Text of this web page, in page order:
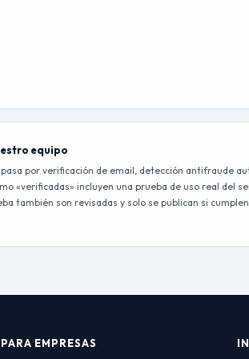
equipo
por verificación de email, detección antifraude
«verificadas» incluyen una prueba de uso real del
también son revisadas y solo se publican si
PARA EMPRESAS